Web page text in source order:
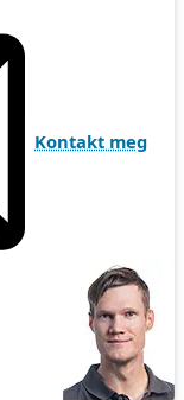
Kontakt meg